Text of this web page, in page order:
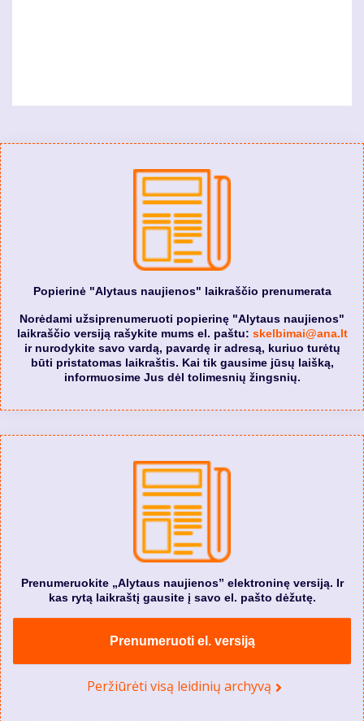
Popierinė "Alytaus naujienos" laikraščio prenumerata
Norėdami užsiprenumeruoti popierinę "Alytaus naujienos"
laikraščio versiją rašykite mums el. paštu: skelbimai@ana.lt
ir nurodykite savo vardą, pavardę ir adresą, kuriuo turėtų
būti pristatomas laikraštis. Kai tik gausime jūsų laišką,
informuosime Jus dėl tolimesnių žingsnių.
Prenumeruokite „Alytaus naujienos” elektroninę versiją. Ir
kas rytą laikraštį gausite į savo el. pašto dėžutę.
Prenumeruoti el. versiją
Peržiūrėti visą leidinių archyvą